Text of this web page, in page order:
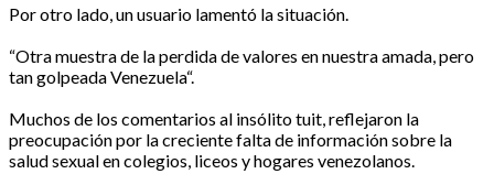
Por otro lado, un usuario lamentó la situación.
“Otra muestra de la perdida de valores en nuestra amada, pero
tan golpeada Venezuela“.
Muchos de los comentarios al insólito tuit, reflejaron la
preocupación por la creciente falta de información sobre la
salud sexual en colegios, liceos y hogares venezolanos.